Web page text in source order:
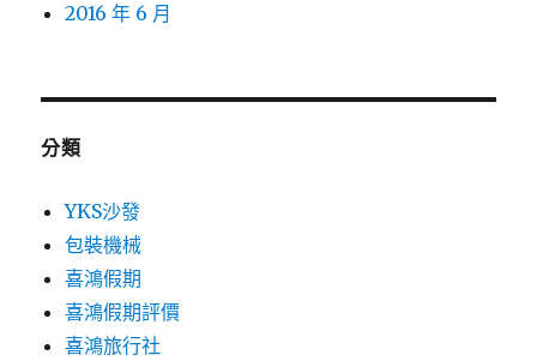
2016 年 6 月
分類
YKS沙發
包裝機械
喜鴻假期
喜鴻假期評價
喜鴻旅行社